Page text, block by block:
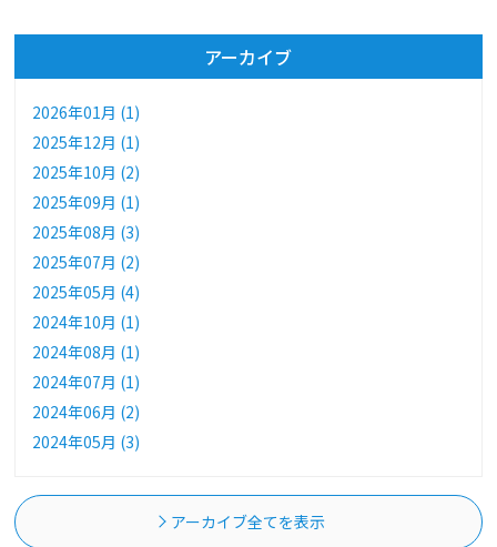
アーカイブ
2026年01月 (1)
2025年12月 (1)
2025年10月 (2)
2025年09月 (1)
2025年08月 (3)
2025年07月 (2)
2025年05月 (4)
2024年10月 (1)
2024年08月 (1)
2024年07月 (1)
2024年06月 (2)
2024年05月 (3)
アーカイブ全てを表示